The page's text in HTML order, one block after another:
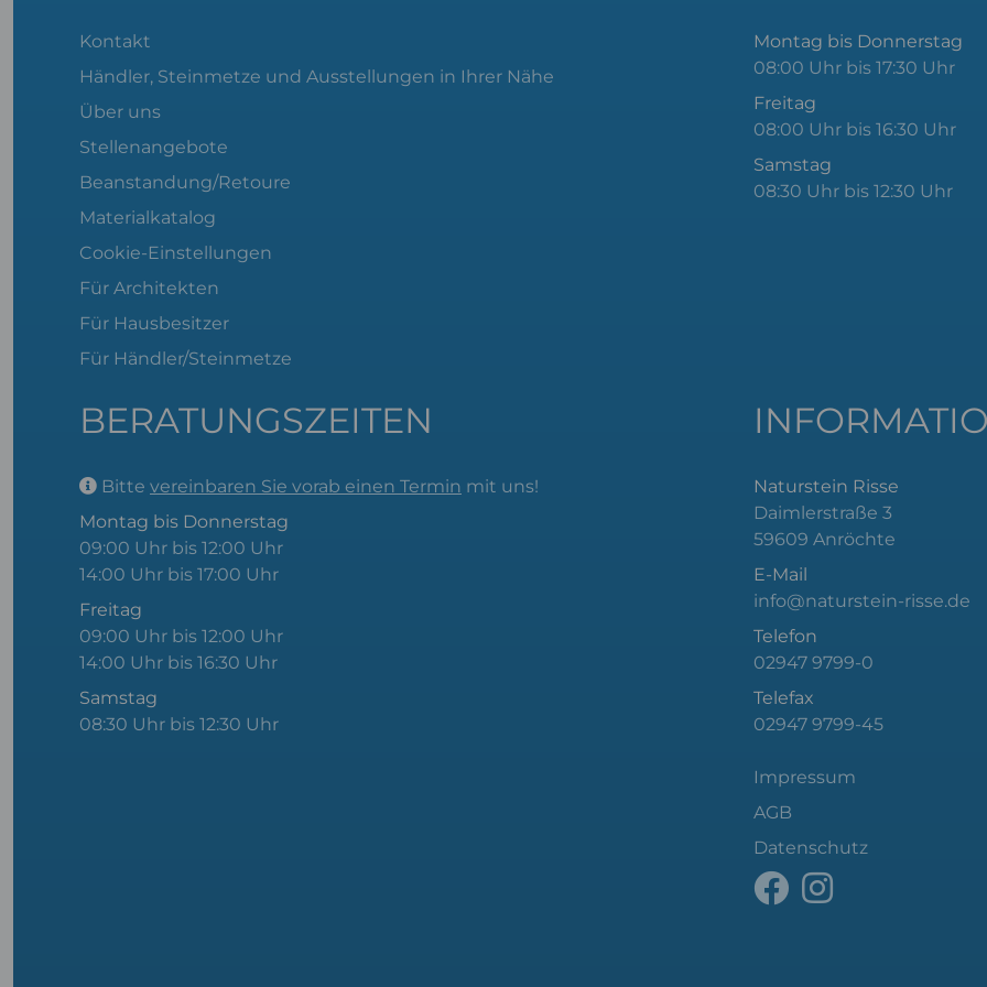
Kontakt
Händler, Steinmetze und Ausstellungen in Ihrer Nähe
Über uns
Stellenangebote
Beanstandung/Retoure
Materialkatalog
Cookie-Einstellungen
Für Architekten
Für Hausbesitzer
Für Händler/Steinmetze
Montag bis Donnerstag
08:00 Uhr bis 17:30 Uhr
Freitag
08:00 Uhr bis 16:30 Uhr
Samstag
08:30 Uhr bis 12:30 Uhr
BERATUNGSZEITEN
Bitte vereinbaren Sie vorab einen Termin mit uns!
Montag bis Donnerstag
09:00 Uhr bis 12:00 Uhr
14:00 Uhr bis 17:00 Uhr
Freitag
09:00 Uhr bis 12:00 Uhr
14:00 Uhr bis 16:30 Uhr
Samstag
08:30 Uhr bis 12:30 Uhr
Naturstein Risse
Daimlerstraße 3
59609 Anröchte
E-Mail
info@naturstein-risse.de
Telefon
02947 9799-0
Telefax
02947 9799-45
Impressum
AGB
Datenschutz